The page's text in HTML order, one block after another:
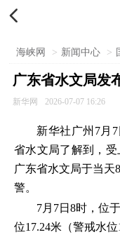

海峡网 > 新闻中心 >
广东省水文局发
新华网 2026-07-07 16:26
新华社广州7月
省水文局了解到，受
广东省水文局于当天
警。
7月7日8时，位
位17.24米（警戒水